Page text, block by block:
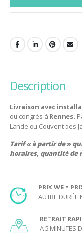
description
Livraison avec
ou congrès à Rennes.
Lande ou Couvent des
Tarif « à partir de »
horaires, quantité de
PRIX WE =
AUTRE DURÉE
RETRAIT
A 5 MINUTES